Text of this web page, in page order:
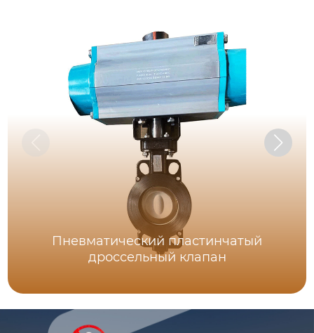
Пневматический пластинчатый
дроссельный клапан